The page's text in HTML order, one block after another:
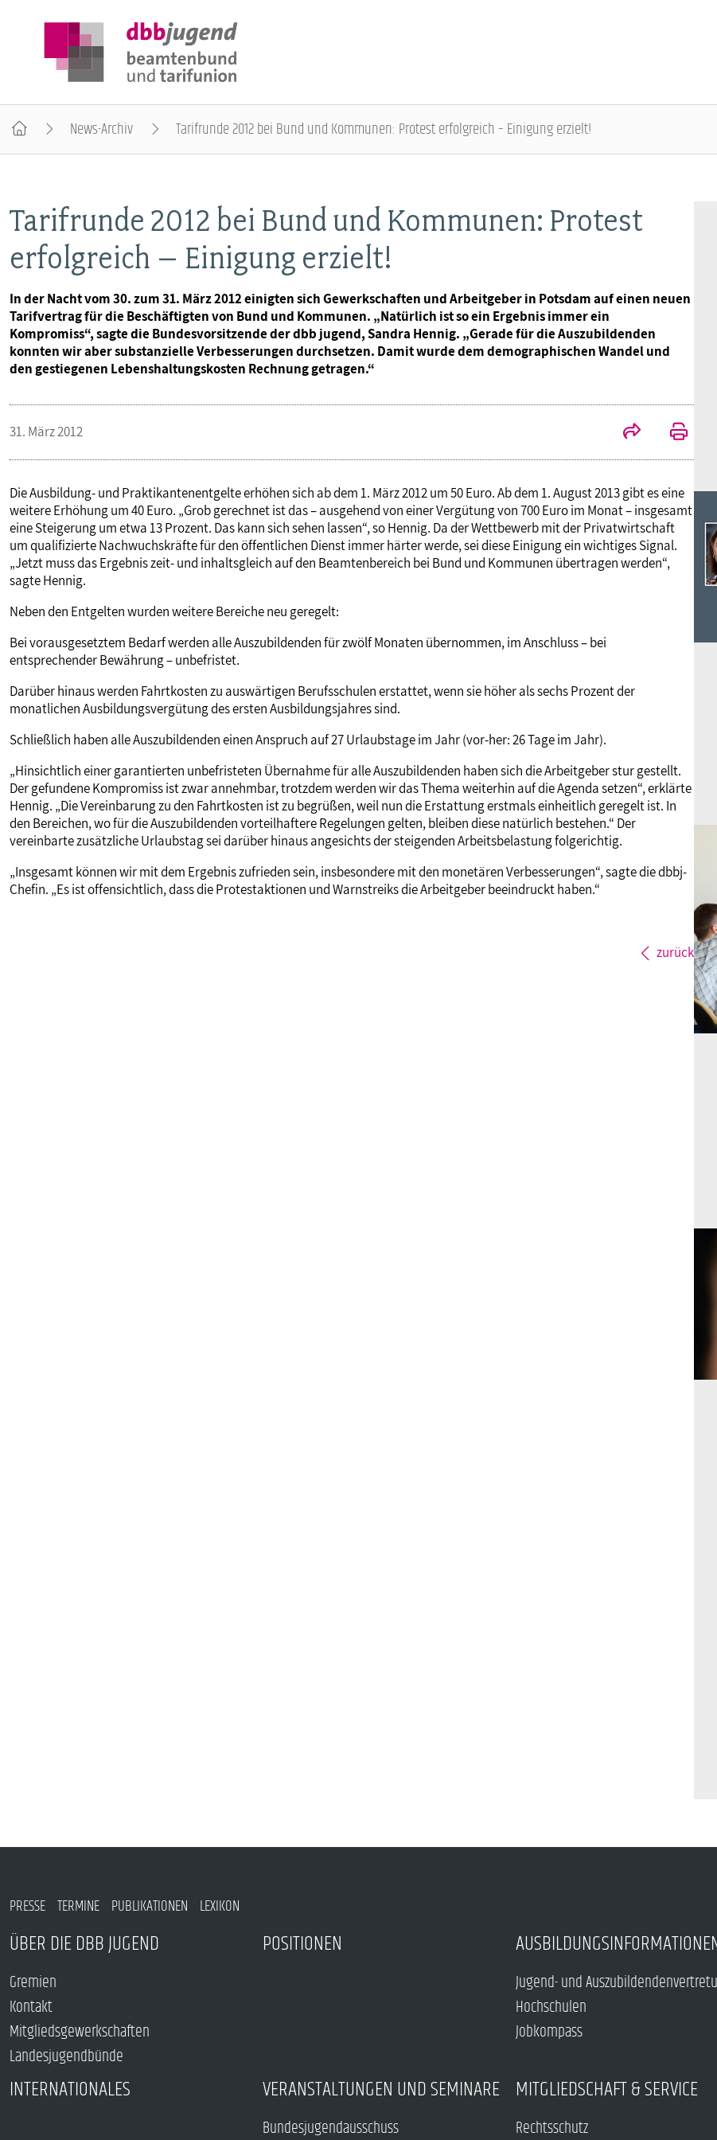
Gremien
Mitgliedsgewerkschaften
POSITIONEN
AUSBILDUNGSINFORMATIONEN
Jugend- und Auszubildendenvertretung
Jobkompass
INTERNATIONALES
VERANSTALTUNGEN UND SEMINARE
ÜBERBLICK
Bundesjugendtag
Ideencampus
MITGLIEDSCHAFT & SERVICE
Rechtsschutz
Vorteilswelt
News-Archiv Tarifrunde 2012 bei Bund und Kommunen: Protest erfolgreich – Einigung erzielt!
Tarifrunde 2012 bei Bund und Kommunen: Protest
erfolgreich – Einigung erzielt!
In der Nacht vom 30. zum 31. März 2012 einigten sich Gewerkschaften und Arbeitgeber in Potsdam auf einen neuen
Tarifvertrag für die Beschäftigten von Bund und Kommunen. „Natürlich ist so ein Ergebnis immer ein
Kompromiss“, sagte die Bundesvorsitzende der dbb jugend, Sandra Hennig. „Gerade für die Auszubildenden
konnten wir aber substanzielle Verbesserungen durchsetzen. Damit wurde dem demographischen Wandel und
den gestiegenen Lebenshaltungskosten Rechnung getragen.“
31. März 2012
Die Ausbildung- und Praktikantenentgelte erhöhen sich ab dem 1. März 2012 um 50 Euro. Ab dem 1. August 2013 gibt es eine
weitere Erhöhung um 40 Euro. „Grob gerechnet ist das – ausgehend von einer Vergütung von 700 Euro im Monat – insgesamt
eine Steigerung um etwa 13 Prozent. Das kann sich sehen lassen“, so Hennig. Da der Wettbewerb mit der Privatwirtschaft
um qualifizierte Nachwuchskräfte für den öffentlichen Dienst immer härter werde, sei diese Einigung ein wichtiges Signal.
„Jetzt muss das Ergebnis zeit- und inhaltsgleich auf den Beamtenbereich bei Bund und Kommunen übertragen werden“,
sagte Hennig.
Neben den Entgelten wurden weitere Bereiche neu geregelt:
Bei vorausgesetztem Bedarf werden alle Auszubildenden für zwölf Monaten übernommen, im Anschluss – bei
entsprechender Bewährung – unbefristet.
Darüber hinaus werden Fahrtkosten zu auswärtigen Berufsschulen erstattet, wenn sie höher als sechs Prozent der
monatlichen Ausbildungsvergütung des ersten Ausbildungsjahres sind.
Schließlich haben alle Auszubildenden einen Anspruch auf 27 Urlaubstage im Jahr (vor-her: 26 Tage im Jahr).
„Hinsichtlich einer garantierten unbefristeten Übernahme für alle Auszubildenden haben sich die Arbeitgeber stur gestellt.
Der gefundene Kompromiss ist zwar annehmbar, trotzdem werden wir das Thema weiterhin auf die Agenda setzen“, erklärte
Hennig. „Die Vereinbarung zu den Fahrtkosten ist zu begrüßen, weil nun die Erstattung erstmals einheitlich geregelt ist. In
den Bereichen, wo für die Auszubildenden vorteilhaftere Regelungen gelten, bleiben diese natürlich bestehen.“ Der
vereinbarte zusätzliche Urlaubstag sei darüber hinaus angesichts der steigenden Arbeitsbelastung folgerichtig.
„Insgesamt können wir mit dem Ergebnis zufrieden sein, insbesondere mit den monetären Verbesserungen“, sagte die dbbj-
Chefin. „Es ist offensichtlich, dass die Protestaktionen und Warnstreiks die Arbeitgeber beeindruckt haben.“
zurück
PRESSE TERMINE PUBLIKATIONEN LEXIKON
ÜBER DIE DBB JUGEND
Gremien
Kontakt
Mitgliedsgewerkschaften
Landesjugendbünde
POSITIONEN
Jugend- und
Hochschulen
Jobkompass
INTERNATIONALES VERANSTALTUNGEN UND SEMINARE
Bundesjugendausschuss
MITGLIEDSCHAFT & SERVICE
Rechtsschutz